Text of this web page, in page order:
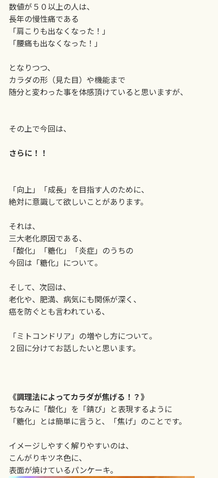
数値が５０以上の人は、
長年の慢性痛である
「肩こりも出なくなった！」
「腰痛も出なくなった！」
となりつつ、
カラダの形（見た目）や機能まで
随分と変わった事を体感頂けていると思いますが、
その上で今回は、
さらに！！
「向上」「成長」を目指す人のために、
絶対に意識して欲しいことがあります。
それは、
三大老化原因である、
「酸化」「糖化」「炎症」のうちの
今回は「糖化」について。
そして、次回は、
老化や、肥満、病気にも関係が深く、
癌を防ぐとも言われている、
「ミトコンドリア」の増やし方について。
２回に分けてお話したいと思います。
《調理法によってカラダが焦げる！？》
ちなみに「酸化」を「錆び」と表現するように
「糖化」とは簡単に言うと、「焦げ」のことです。
イメージしやすく解りやすいのは、
こんがりキツネ色に、
表面が焼けているパンケーキ。